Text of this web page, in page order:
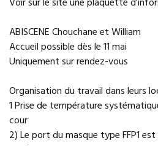
ABISCENE Chouchane et William
Accueil possible dès le 11 mai
Uniquement sur rendez-vous
Organisation du travail dans leurs
1 Prise de température
cour
2) Le port du masque type FFP1